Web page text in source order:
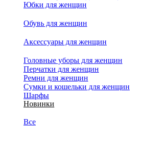
Юбки для женщин
Обувь для женщин
Аксессуары для женщин
Головные уборы для женщин
Перчатки для женщин
Ремни для женщин
Сумки и кошельки для женщин
Шарфы
Новинки
Все